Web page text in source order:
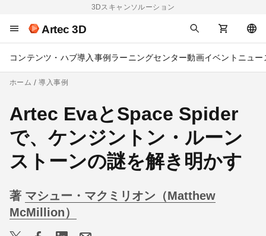
3Dスキャンソルーション
Artec 3D
コンテンツ・ハブ導入事例 ラーニングセンター動画イベント ニュー
ホーム 導入事例
Artec EvaとSpace Spider
で、ケンジントン・ルーン
ストーンの謎を解き明かす
著 マシュー・マクミリオン（Matthew
McMillion）